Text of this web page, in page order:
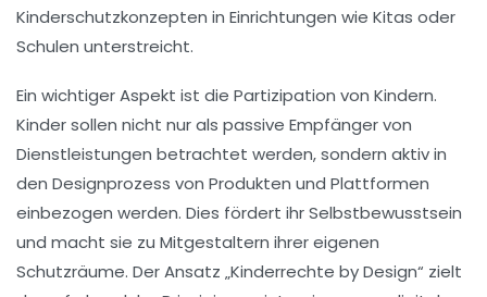
Kinderschutzkonzepten in Einrichtungen wie Kitas oder
Schulen unterstreicht.
Ein wichtiger Aspekt ist die Partizipation von Kindern.
Kinder sollen nicht nur als passive Empfänger von
Dienstleistungen betrachtet werden, sondern aktiv in
den Designprozess von Produkten und Plattformen
einbezogen werden. Dies fördert ihr Selbstbewusstsein
und macht sie zu Mitgestaltern ihrer eigenen
Schutzräume. Der Ansatz „Kinderrechte by Design“ zielt